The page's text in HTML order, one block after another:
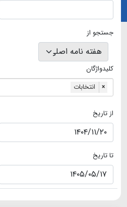
جستجو از
کلیدواژگان
انتخابات
×
از تاریخ
تا تاریخ